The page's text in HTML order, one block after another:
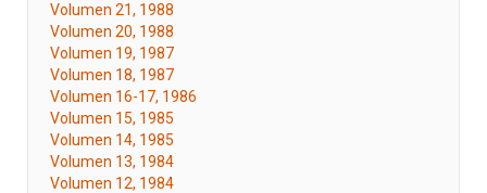
Volumen 21, 1988
Volumen 20, 1988
Volumen 19, 1987
Volumen 18, 1987
Volumen 16-17, 1986
Volumen 15, 1985
Volumen 14, 1985
Volumen 13, 1984
Volumen 12, 1984